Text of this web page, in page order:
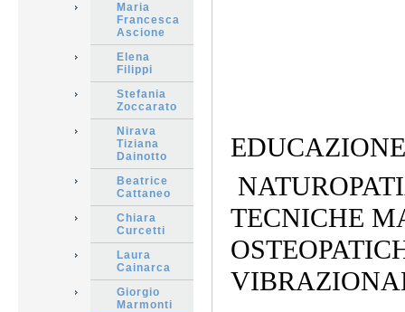
Maria
Francesca
Ascione
Elena
Filippi
Stefania
Zoccarato
Nirava
Tiziana
Dainotto
Beatrice
Cattaneo
Chiara
Curcetti
Laura
Cainarca
Giorgio
Marmonti
TECNICHE